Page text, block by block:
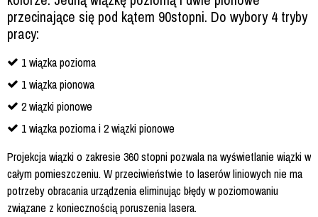
przecinające się pod kątem 90stopni. Do wybory 4 tryby
pracy:
1 wiązka pozioma
1 wiązka pionowa
2 wiązki pionowe
1 wiązka pozioma i 2 wiązki pionowe
Projekcja wiązki o zakresie 360 stopni pozwala na wyświetlanie wiązki w
całym pomieszczeniu. W przeciwieństwie to laserów liniowych nie ma
potrzeby obracania urządzenia eliminując błędy w poziomowaniu
związane z koniecznością poruszenia lasera.